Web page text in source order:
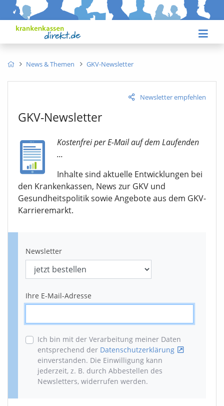
News & Themen GKV-Newsletter
Newsletter empfehlen
GKV-Newsletter
Kostenfrei per E-Mail auf dem Laufenden
...
Inhalte sind aktuelle Entwicklungen bei
den Krankenkassen, News zur GKV und
Gesundheitspolitik sowie Angebote aus dem GKV-
Karrieremarkt.
Newsletter
Ihre E-Mail-Adresse
Ich bin mit der Verarbeitung meiner Daten
entsprechend der Datenschutzerklärung
einverstanden. Die Einwilligung kann
jederzeit, z. B. durch Abbestellen des
Newsletters, widerrufen werden.